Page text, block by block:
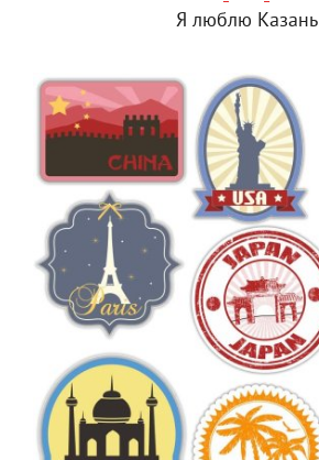
Я люблю Казань